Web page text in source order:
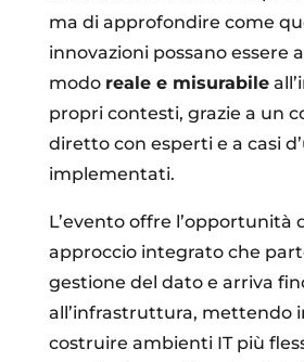
ma di approfondire come
innovazioni possano essere
modo reale e misurabile
propri contesti, grazie a un
diretto con esperti e a casi
implementati.
L’evento offre l’opportunità
approccio integrato che
gestione del dato e arriva
all’infrastruttura, mettendo
costruire ambienti IT più